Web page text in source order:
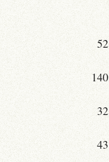
52
140
32
43